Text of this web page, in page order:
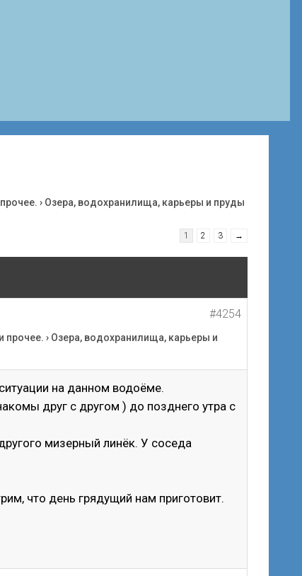
› Озера, водохранилища, карьеры и пруды
1 2 3 →
#4254
прочее. › Озера, водохранилища, карьеры и
на данном водоёме.
друг с другом ) до позднего утра с
мизерный линёк. У соседа
что день грядущий нам приготовит.